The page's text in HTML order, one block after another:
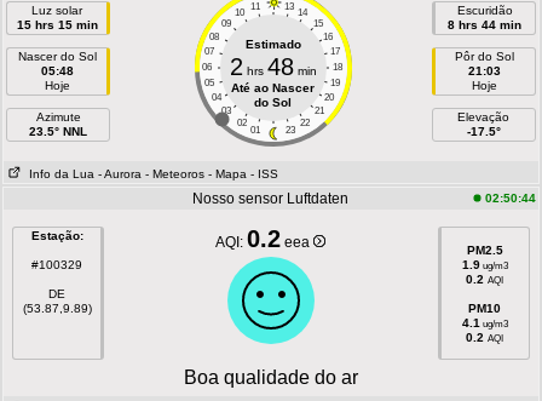
Luz solar
15 hrs 15 min
Nascer do Sol
05:48
Hoje
Azimute
23.5° NNL
11 13
10
14
09
15
08
16
07
17
06
18
05
19
04
20
03
21
02
22
01 23
Estimado
2 hrs 48min
Até ao Nascer
do Sol
Escuridão
8 hrs 44 min
Pôr do Sol
21:03
Hoje
Elevação
-17.5°
Info da Lua - Aurora - Meteoros - Mapa - ISS
Nosso sensor Luftdaten 02:50:44
Estação:
#100329
DE
(53.87,9.89)
AQI:0.2 eea
PM2.5
1.9ug/m3
0.2 AQI
PM10
4.1ug/m3
0.2 AQI
Boa qualidade do ar